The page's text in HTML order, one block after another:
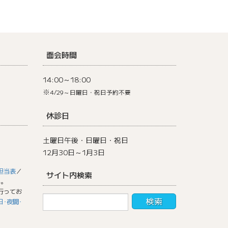
当表／
ってお
･夜間･
面会時間
14:00～18:00
※4/29～日曜日・祝日予約不要
休診日
土曜日午後・日曜日・祝日
12月30日～1月3日
サイト内検索